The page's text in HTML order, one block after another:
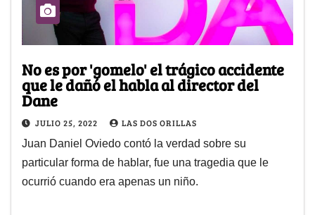
No es por 'gomelo' el trágico accidente
que le dañó el habla al director del
Dane
JULIO 25, 2022 LAS DOS ORILLAS
Juan Daniel Oviedo contó la verdad sobre su
particular forma de hablar, fue una tragedia que le
ocurrió cuando era apenas un niño.